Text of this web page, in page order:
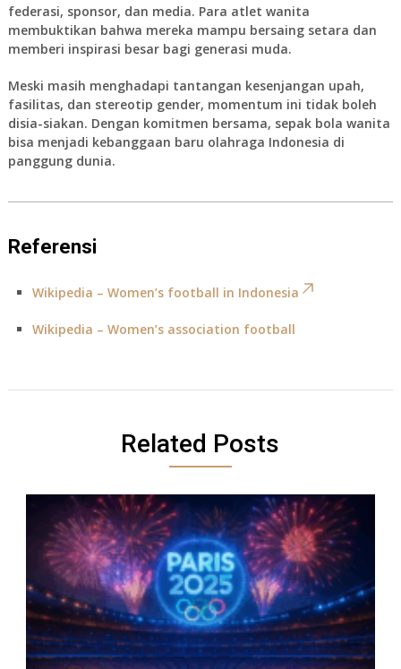
federasi, sponsor, dan media. Para atlet wanita
membuktikan bahwa mereka mampu bersaing setara dan
memberi inspirasi besar bagi generasi muda.
Meski masih menghadapi tantangan kesenjangan upah,
fasilitas, dan stereotip gender, momentum ini tidak boleh
disia-siakan. Dengan komitmen bersama, sepak bola wanita
bisa menjadi kebanggaan baru olahraga Indonesia di
panggung dunia.
Referensi
Wikipedia – Women’s football in Indonesia
Wikipedia – Women’s association football
Related Posts